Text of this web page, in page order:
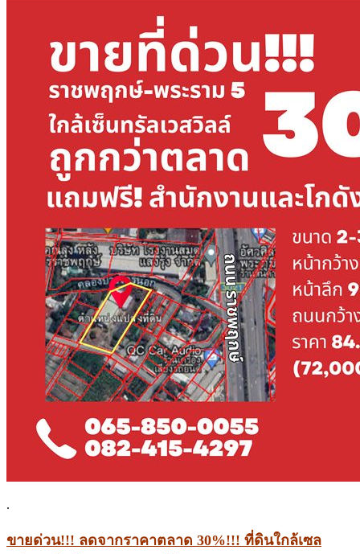
.
ขายด่วน!!! ลดจากราคาตลาด 30%!!! ที่ดินใกล้เซล